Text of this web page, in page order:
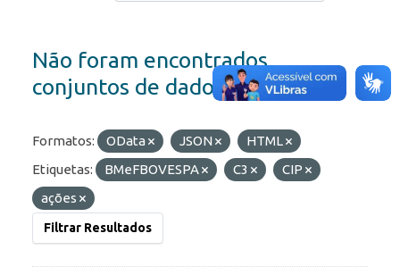
Não foram encontrados
conjuntos de dados
Formatos: OData JSON
HTML
Etiquetas:
BMeFBOVESPA C3
CIP
ações
Filtrar Resultados